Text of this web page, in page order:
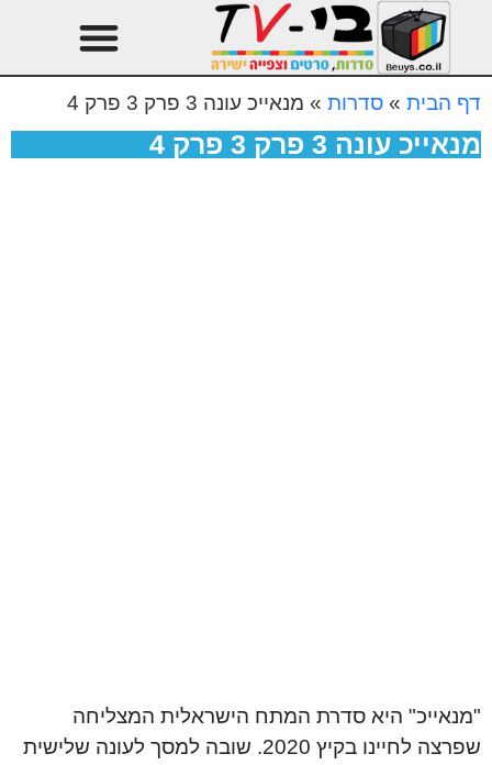
דף הבית » סדרות » מנאייכ עונה 3 פרק 3 פרק 4
מנאייכ עונה 3 פרק 3 פרק 4
"מנאייכ" היא סדרת המתח הישראלית המצליחה
שפרצה לחיינו בקיץ 2020. שובה למסך לעונה שלישית